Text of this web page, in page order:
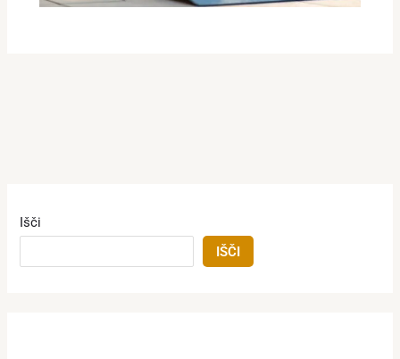
Išči
IŠČI